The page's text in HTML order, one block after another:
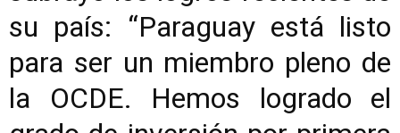
su país: “Paraguay está listo
para ser un miembro pleno de
la OCDE. Hemos logrado el